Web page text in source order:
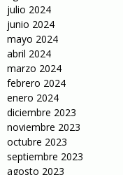
julio 2024
junio 2024
mayo 2024
abril 2024
marzo 2024
febrero 2024
enero 2024
diciembre 2023
noviembre 2023
octubre 2023
septiembre 2023
agosto 2023